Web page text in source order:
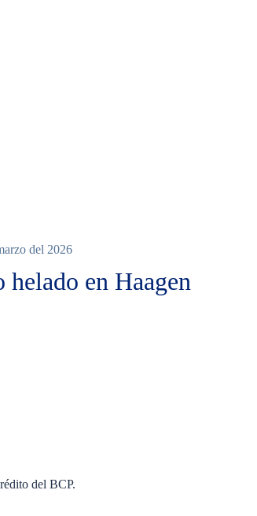
del 2026
helado en Haagen
del BCP.